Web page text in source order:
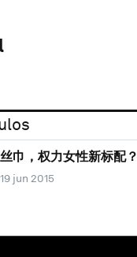
丝巾，权力女性新标配？
19 jun 2015